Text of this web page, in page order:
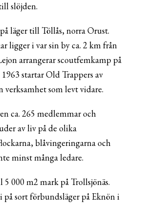
slöjden.
läger till Töllås, norra Orust.
ligger i var sin by ca. 2 km från
arrangerar scoutfemkamp på
1963 startar Old Trappers av
verksamhet som levt vidare.
ca. 265 medlemmar och
av liv på de olika
blåvingeringarna och
minst många ledare.
000 m2 mark på Trollsjönäs.
på sort förbundsläger på Eknön i